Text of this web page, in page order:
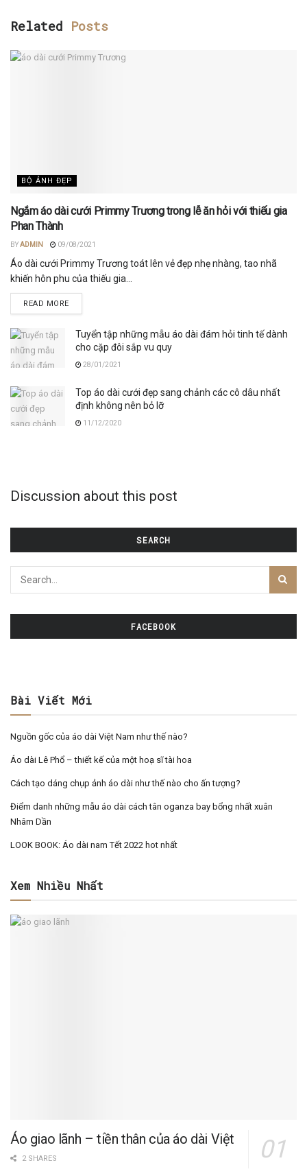
Related Posts
BỘ ẢNH ĐẸP
Ngắm áo dài cưới Primmy Trương trong lễ ăn hỏi với thiếu gia
Phan Thành
BYADMIN 09/08/2021
Áo dài cưới Primmy Trương toát lên vẻ đẹp nhẹ nhàng, tao nhã
khiến hôn phu của thiếu gia...
READ MOREDETAILS
Tuyển tập những mẫu áo dài đám hỏi tinh tế dành
cho cặp đôi sắp vu quy
28/01/2021
Top áo dài cưới đẹp sang chảnh các cô dâu nhất
định không nên bỏ lỡ
11/12/2020
Discussion about this post
SEARCH
FACEBOOK
Bài Viết Mới
Nguồn gốc của áo dài Việt Nam như thế nào?
Áo dài Lê Phổ – thiết kế của một hoạ sĩ tài hoa
Cách tạo dáng chụp ảnh áo dài như thế nào cho ấn tượng?
Điểm danh những mẫu áo dài cách tân oganza bay bổng nhất xuân
Nhâm Dần
LOOK BOOK: Áo dài nam Tết 2022 hot nhất
Xem Nhiều Nhất
Áo giao lãnh – tiền thân của áo dài Việt
2 SHARES